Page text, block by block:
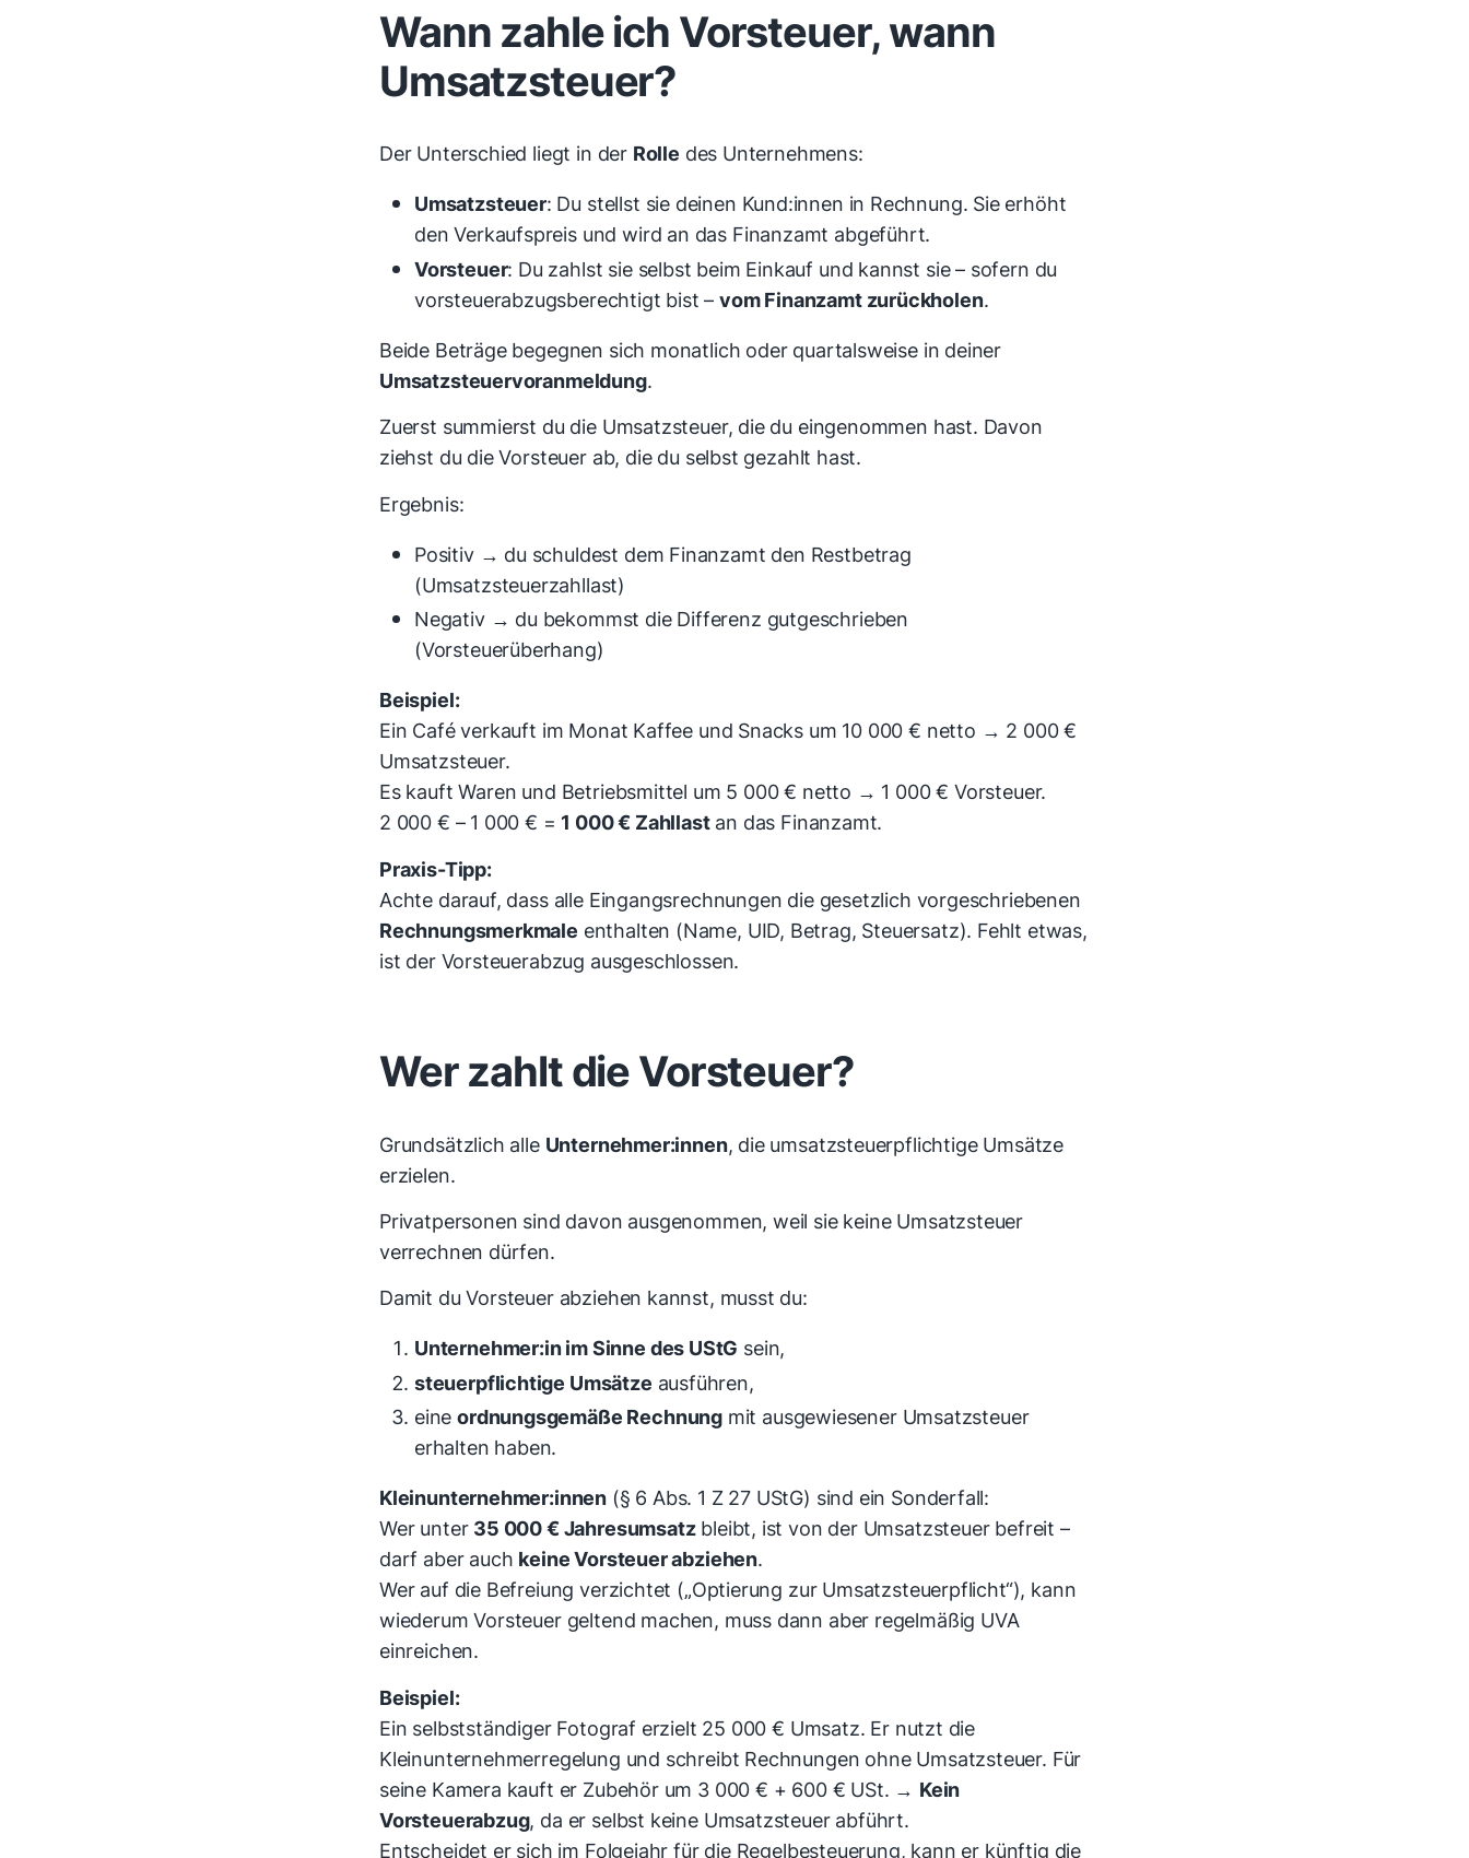
Wann zahle ich Vorsteuer, wann
Umsatzsteuer?
Der Unterschied liegt in der Rolle des Unternehmens:
Umsatzsteuer: Du stellst sie deinen Kund:innen in Rechnung. Sie erhöht
den Verkaufspreis und wird an das Finanzamt abgeführt.
Vorsteuer: Du zahlst sie selbst beim Einkauf und kannst sie – sofern du
vorsteuerabzugsberechtigt bist –vom Finanzamt zurückholen.
Beide Beträge begegnen sich monatlich oder quartalsweise in deiner
Umsatzsteuervoranmeldung.
Zuerst summierst du die Umsatzsteuer, die du eingenommen hast. Davon
ziehst du die Vorsteuer ab, die du selbst gezahlt hast.
Ergebnis:
Positiv → du schuldest dem Finanzamt den Restbetrag
(Umsatzsteuerzahllast)
Negativ → du bekommst die Differenz gutgeschrieben
(Vorsteuerüberhang)
Beispiel:
Ein Café verkauft im Monat Kaffee und Snacks um 10 000 € netto → 2 000 €
Umsatzsteuer.
Es kauft Waren und Betriebsmittel um 5 000 € netto → 1 000 € Vorsteuer.
2 000 € – 1 000 € = 1 000 € Zahllastan das Finanzamt.
Praxis-Tipp:
Achte darauf, dass alle Eingangsrechnungen die gesetzlich vorgeschriebenen
Rechnungsmerkmale enthalten (Name, UID, Betrag, Steuersatz). Fehlt etwas,
ist der Vorsteuerabzug ausgeschlossen.
Wer zahlt die Vorsteuer?
Grundsätzlich alle Unternehmer:innen, die umsatzsteuerpflichtige Umsätze
erzielen.
Privatpersonen sind davon ausgenommen, weil sie keine Umsatzsteuer
verrechnen dürfen.
Damit du Vorsteuer abziehen kannst, musst du:
Unternehmer:in im Sinne des UStG sein,
steuerpflichtige Umsätze ausführen,
eineordnungsgemäße Rechnungmit ausgewiesener Umsatzsteuer
erhalten haben.
Kleinunternehmer:innen (§ 6 Abs. 1 Z 27 UStG) sind ein Sonderfall:
Wer unter35 000 € Jahresumsatzbleibt, ist von der Umsatzsteuer befreit –
darf aber auch keine Vorsteuer abziehen.
Wer auf die Befreiung verzichtet („Optierung zur Umsatzsteuerpflicht“), kann
wiederum Vorsteuer geltend machen, muss dann aber regelmäßig UVA
einreichen.
Beispiel:
Ein selbstständiger Fotograf erzielt 25 000 € Umsatz. Er nutzt die
Kleinunternehmerregelung und schreibt Rechnungen ohne Umsatzsteuer. Für
seine Kamera kauft er Zubehör um 3 000 € + 600 € USt. → Kein
Vorsteuerabzug, da er selbst keine Umsatzsteuer abführt.
Entscheidet er sich im Folgejahr für die Regelbesteuerung, kann er künftig die